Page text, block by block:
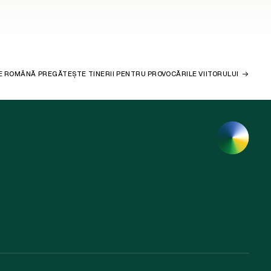
ROMÂNĂ PREGĂTEȘTE TINERII PENTRU PROVOCĂRILE VIITORULUI